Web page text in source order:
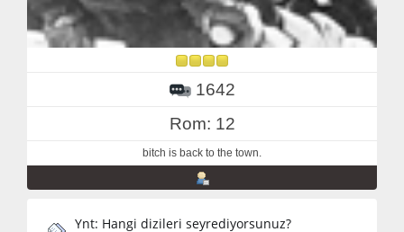
1642
Rom: 12
bitch is back to the town.
Ynt: Hangi dizileri seyrediyorsunuz?